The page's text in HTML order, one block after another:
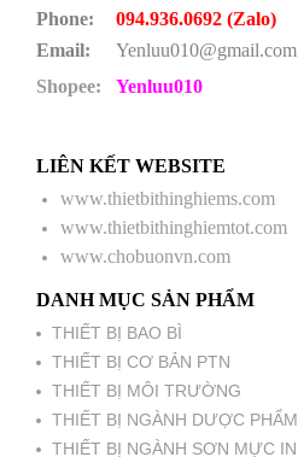
Phone:
094.936.0692 (Zalo)
Email:
Yenluu010@gmail.com
Shopee:
Yenluu010
LIÊN KẾT WEBSITE
www.thietbithinghiems.com
www.thietbithinghiemtot.com
www.chobuonvn.com
DANH MỤC SẢN PHẨM
THIẾT BỊ BAO BÌ
THIẾT BỊ CƠ BẢN PTN
THIẾT BỊ MÔI TRƯỜNG
THIẾT BỊ NGÀNH DƯỢC PHẨM
THIẾT BỊ NGÀNH SƠN MỰC IN